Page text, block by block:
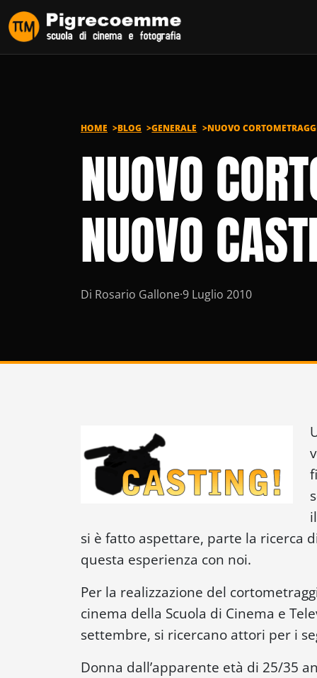
Vai al contenuto
HOME BLOG GENERALE NUOVO
NUOVO
NUOVO
Di Rosario Gallone·9 Luglio 2010
si è fatto aspettare, parte la ricerca
questa esperienza con noi.
Per la realizzazione del
cinema della Scuola di Cinema e
settembre, si ricercano attori per i
Donna dall’apparente età di 25/35